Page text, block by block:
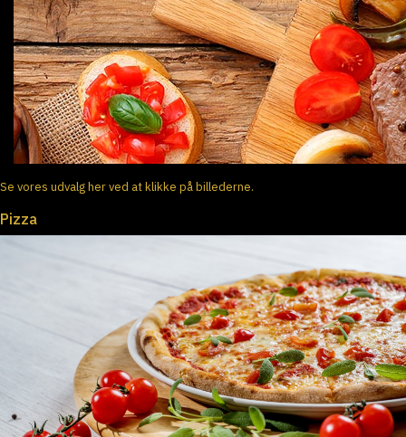
Se vores udvalg her ved at klikke på billederne.
Pizza